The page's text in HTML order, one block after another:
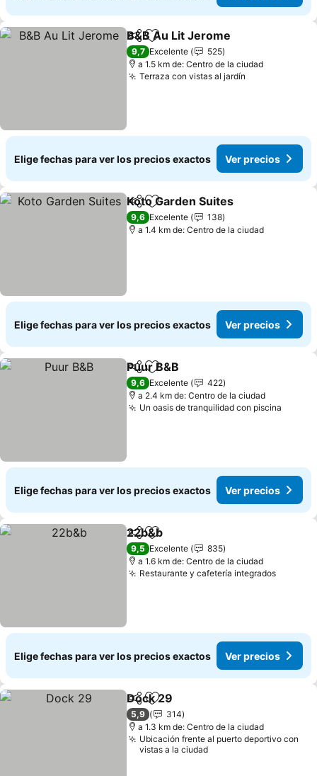
CompartirAgregar a favoritos
B&B Au Lit Jerome
9,7 Excelente
525
a 1.5 km de: Centro de la ciudad
Terraza con vistas al jardín
Elige fechas para ver los precios exactos Ver precios
CompartirAgregar a favoritos
Koto Garden Suites
9,6 Excelente
138
a 1.4 km de: Centro de la ciudad
Elige fechas para ver los precios exactos Ver precios
CompartirAgregar a favoritos
Puur B&B
9,6 Excelente
422
a 2.4 km de: Centro de la ciudad
Un oasis de tranquilidad con piscina
Elige fechas para ver los precios exactos Ver precios
CompartirAgregar a favoritos
22b&b
9,5 Excelente
835
a 1.6 km de: Centro de la ciudad
Restaurante y cafetería integrados
Elige fechas para ver los precios exactos Ver precios
CompartirAgregar a favoritos
Dock 29
5,9
314
a 1.3 km de: Centro de la ciudad
Ubicación frente al puerto deportivo con
vistas a la ciudad